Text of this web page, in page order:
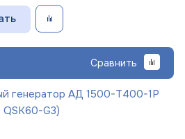
Сравнить
генератор АД 1500-Т400-1Р
QSK60-G3)